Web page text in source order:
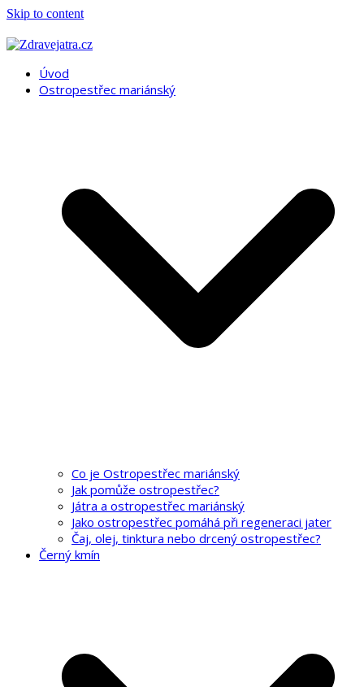
Skip to content
Úvod
Ostropestřec mariánský
Co je Ostropestřec mariánský
Jak pomůže ostropestřec?
Játra a ostropestřec mariánský
Jako ostropestřec pomáhá při regeneraci jater
Čaj, olej, tinktura nebo drcený ostropestřec?
Černý kmín